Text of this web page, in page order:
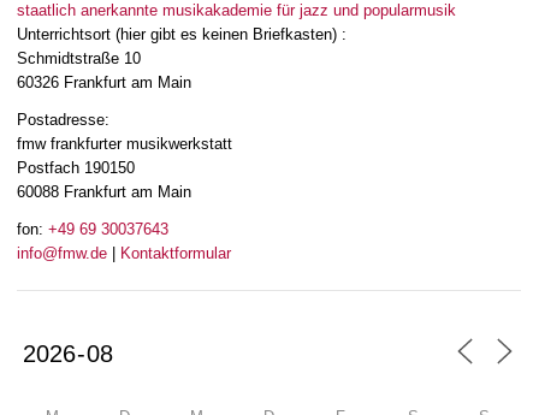
staatlich anerkannte musikakademie für jazz und popularmusik
Unterrichtsort (hier gibt es keinen Briefkasten) :
Schmidtstraße 10
60326 Frankfurt am Main
Postadresse:
fmw frankfurter musikwerkstatt
Postfach 190150
60088 Frankfurt am Main
fon: +49 69 30037643
info@fmw.de
Kontaktformular